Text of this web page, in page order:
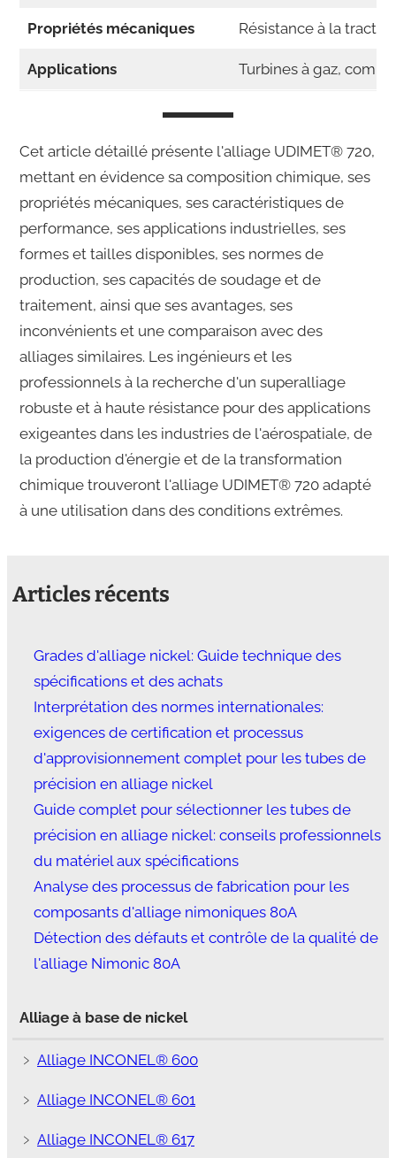
Propriétés mécaniques Résistance à la
Applications Turbines à gaz,
Cet article détaillé présente l'alliage UDIMET® 720,
mettant en évidence sa composition chimique, ses
propriétés mécaniques, ses caractéristiques de
performance, ses applications industrielles, ses
formes et tailles disponibles, ses normes de
production, ses capacités de soudage et de
traitement, ainsi que ses avantages, ses
inconvénients et une comparaison avec des
alliages similaires. Les ingénieurs et les
professionnels à la recherche d'un superalliage
robuste et à haute résistance pour des applications
exigeantes dans les industries de l'aérospatiale, de
la production d'énergie et de la transformation
chimique trouveront l'alliage UDIMET® 720 adapté
à une utilisation dans des conditions extrêmes.
Articles récents
Grades d'alliage nickel: Guide technique des
spécifications et des achats
Interprétation des normes internationales:
exigences de certification et processus
d'approvisionnement complet pour les tubes de
précision en alliage nickel
Guide complet pour sélectionner les tubes de
précision en alliage nickel: conseils professionnels
du matériel aux spécifications
Analyse des processus de fabrication pour les
composants d'alliage nimoniques 80A
Détection des défauts et contrôle de la qualité de
l'alliage Nimonic 80A
Alliage à base de nickel
﹥ Alliage INCONEL® 600
﹥ Alliage INCONEL® 601
﹥ Alliage INCONEL® 617